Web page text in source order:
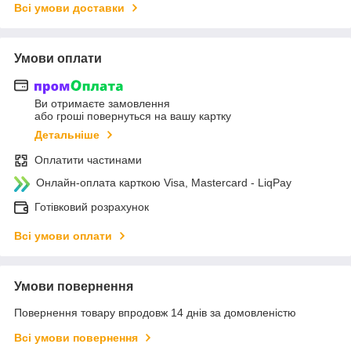
Всі умови доставки
Умови оплати
Ви отримаєте замовлення
або гроші повернуться на вашу картку
Детальніше
Оплатити частинами
Онлайн-оплата карткою Visa, Mastercard - LiqPay
Готівковий розрахунок
Всі умови оплати
Умови повернення
Повернення товару впродовж 14 днів за домовленістю
Всі умови повернення